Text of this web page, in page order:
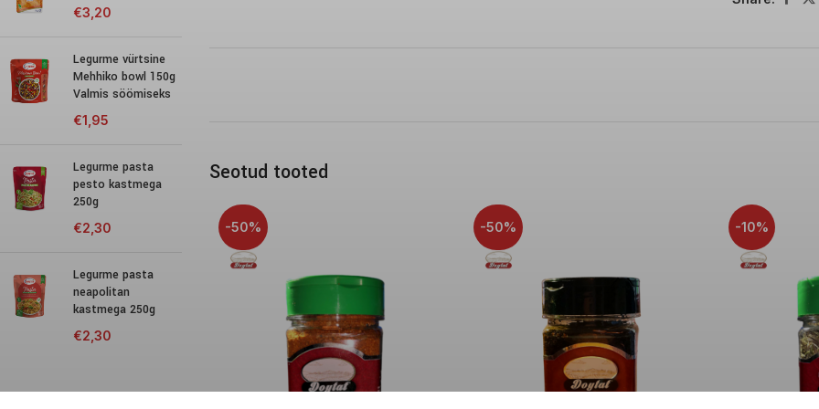
€3,20
Legurme vürtsine
Mehhiko bowl 150g
Valmis söömiseks
€1,95
Legurme pasta
pesto kastmega
250g
€2,30
Legurme pasta
neapolitan
kastmega 250g
€2,30
Seotud tooted
-50% -50% -10%